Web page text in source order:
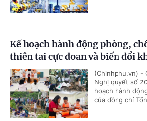
Kế hoạch hành động phòng,
thiên tai cực đoan và biến đổi
(Chinhphu.vn) -
Nghị quyết số
hoạch hành
của đồng chí